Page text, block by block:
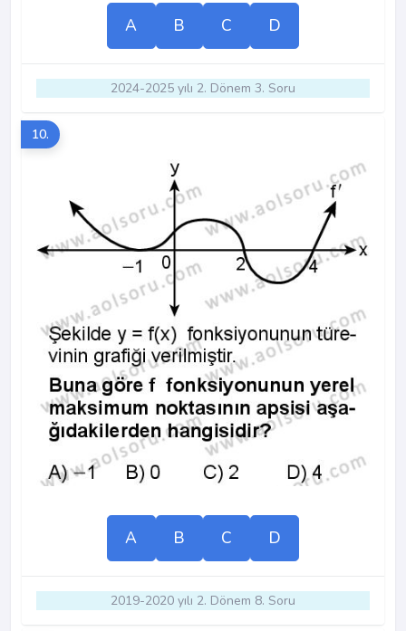
A B C D
2024-2025 yılı 2. Dönem 3. Soru
10.
A B C D
2019-2020 yılı 2. Dönem 8. Soru